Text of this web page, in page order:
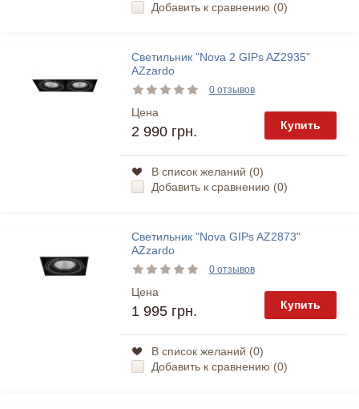
Добавить к сравнению (0)
Светильник "Nova 2 GIPs AZ2935"
AZzardo
0 отзывов
Цена
2 990 грн. Купить
В список желаний (0)
Добавить к сравнению (0)
Светильник "Nova GIPs AZ2873"
AZzardo
0 отзывов
Цена
1 995 грн. Купить
В список желаний (0)
Добавить к сравнению (0)